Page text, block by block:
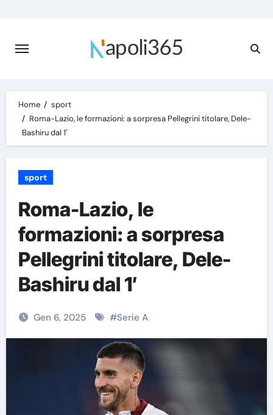
content
Home
sport
Roma-Lazio, le formazioni: a sorpresa Pellegrini titolare, Dele-
Bashiru dal 1′
sport
Roma-Lazio, le
formazioni: a sorpresa
Pellegrini titolare, Dele-
Bashiru dal 1′
Gen 6, 2025 #Serie A